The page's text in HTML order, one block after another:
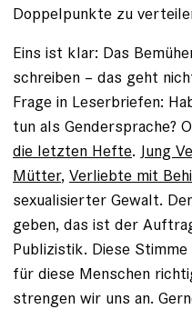
Doppelpunkte zu
Eins ist klar: Das
schreiben – das geht
Frage in Leser­briefen:
tun als Gendersprache?
die letzten Hefte. Jung
Mütter, Verliebte mit
sexualisierter Gewalt.
geben, das ist der
Publizistik. Diese
für diese Menschen
strengen wir uns an.